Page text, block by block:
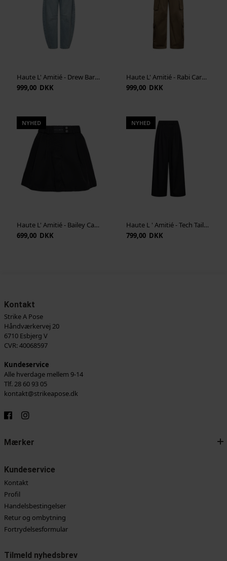
Haute L' Amitié - Drew Barrel Panel Jeans - Bleached Denim
999,00 DKK
Haute L' Amitié - Rabi Cargo Pocket Pant - Walnut
999,00 DKK
NYHED
Haute L' Amitié - Bailey Cargo Midi Skirt - Black
699,00 DKK
NYHED
Haute L ' Amitié - Tech Tailor Pant - Black
799,00 DKK
Kontakt
Strike A Pose
Håndværkervej 20
6710 Esbjerg V
CVR: 40068597
Kundeservice
Alle hverdage mellem 9-14
Tlf. 28 60 93 05
kontakt@strikeapose.dk
Mærker
Kundeservice
Kontakt
Profil
Handelsbestingelser
Retur og ombytning
Fortrydelsesformular
Tilmeld nyhedsbrev